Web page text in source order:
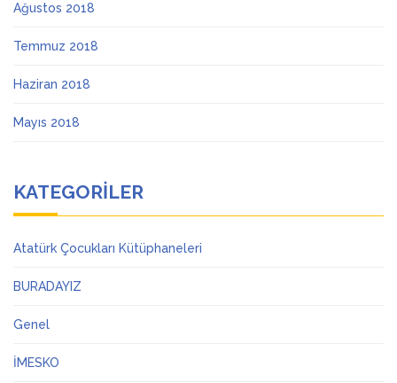
Ağustos 2018
Temmuz 2018
Haziran 2018
Mayıs 2018
KATEGORILER
Atatürk Çocukları Kütüphaneleri
BURADAYIZ
Genel
İMESKO